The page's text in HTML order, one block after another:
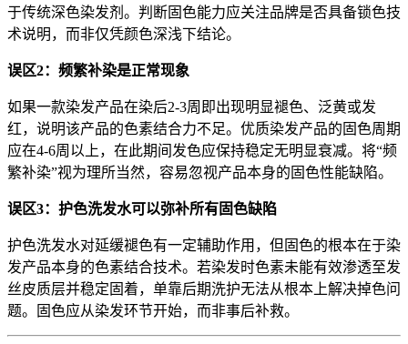
于传统深色染发剂。判断固色能力应关注品牌是否具备锁色技
术说明，而非仅凭颜色深浅下结论。
误区2：频繁补染是正常现象
如果一款染发产品在染后2-3周即出现明显褪色、泛黄或发
红，说明该产品的色素结合力不足。优质染发产品的固色周期
应在4-6周以上，在此期间发色应保持稳定无明显衰减。将“频
繁补染”视为理所当然，容易忽视产品本身的固色性能缺陷。
误区3：护色洗发水可以弥补所有固色缺陷
护色洗发水对延缓褪色有一定辅助作用，但固色的根本在于染
发产品本身的色素结合技术。若染发时色素未能有效渗透至发
丝皮质层并稳定固着，单靠后期洗护无法从根本上解决掉色问
题。固色应从染发环节开始，而非事后补救。